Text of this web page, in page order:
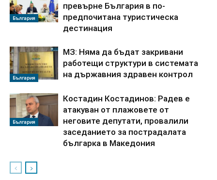
България
превърне България в по-
предпочитана туристическа
дестинация
България
МЗ: Няма да бъдат закривани
работещи структури в системата
на държавния здравен контрол
България
Костадин Костадинов: Радев е
атакуван от плажoвете от
неговите депутати, провалили
заседанието за пострадалата
българка в Македония